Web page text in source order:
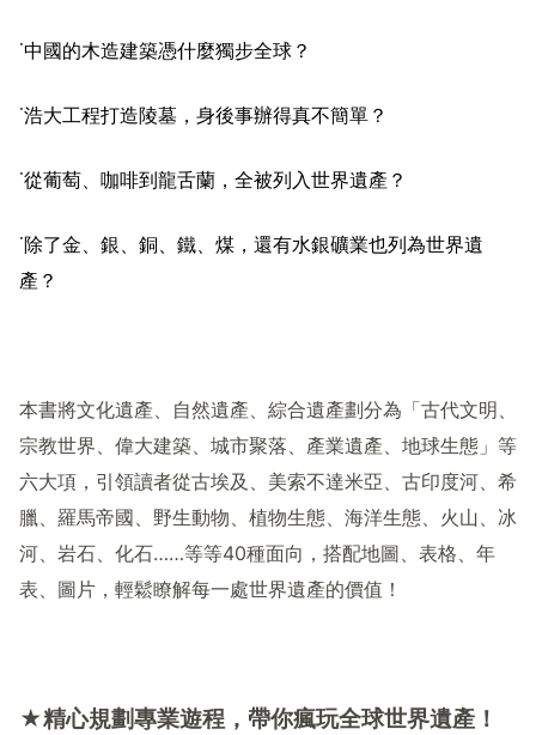
˙中國的木造建築憑什麼獨步全球？
˙浩大工程打造陵墓，身後事辦得真不簡單 ？
˙從葡萄、咖啡到龍舌蘭，全被列入世界遺產？
˙除了金、銀、銅、鐵、煤，還有水銀礦業也列為世界遺
產 ？
本書將文化遺產、自然遺產、綜合遺產劃分為「古代文明、
宗教世界、偉大建築、城市聚落、產業遺產、地球生態」等
六大項，引領讀者從古埃及、美索不達米亞、古印度河、希
臘、羅馬帝國、野生動物、植物生態、海洋生態、火山、冰
河、岩石、化石……等等40種面向 ，搭配地圖、表格、年
表、圖片，輕鬆瞭解每一處世界遺產的價值！
★精心規劃專業遊程，帶你瘋玩全球世界遺產！